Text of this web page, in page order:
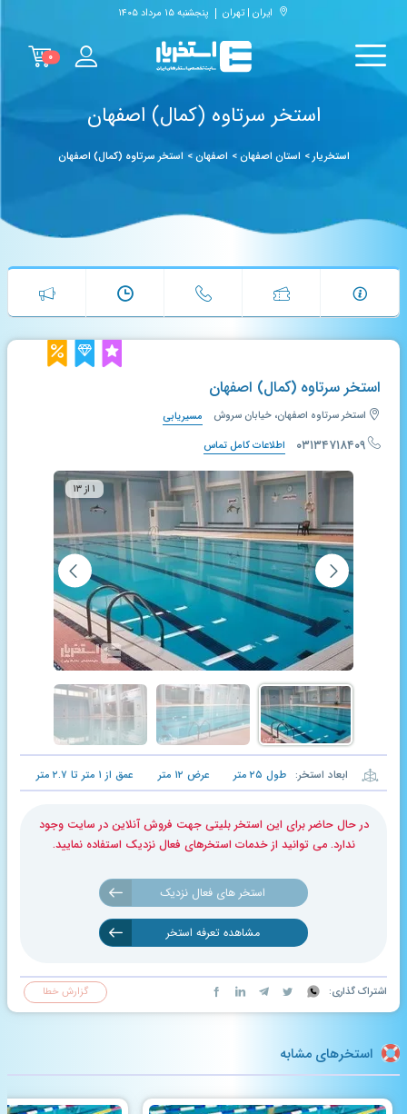
ایران | تهران پنجشنبه ۱۵ مرداد ۱۴۰۵
۰
استخر سرتاوه (کمال) اصفهان
استخریار> استان اصفهان> اصفهان> استخر سرتاوه (کمال) اصفهان
استخر سرتاوه (کمال) اصفهان
استخر سرتاوه اصفهان، خیابان سروش مسیریابی
۰۳۱۳۴۷۱۸۴۰۹ اطلاعات کامل تماس
۱ از ۱۳
ابعاد استخر: طول ۲۵متر عرض ۱۲ متر عمق از ۱ متر تا ۲.۷ متر
در حال حاضر برای این استخر بلیتی جهت فروش آنلاین در سایت وجود
ندارد. می توانید از خدمات استخرهای فعال نزدیک استفاده نمایید.
استخر های فعال نزدیک
مشاهده تعرفه استخر
اشتراک گذاری: گزارش خطا
استخرهای مشابه